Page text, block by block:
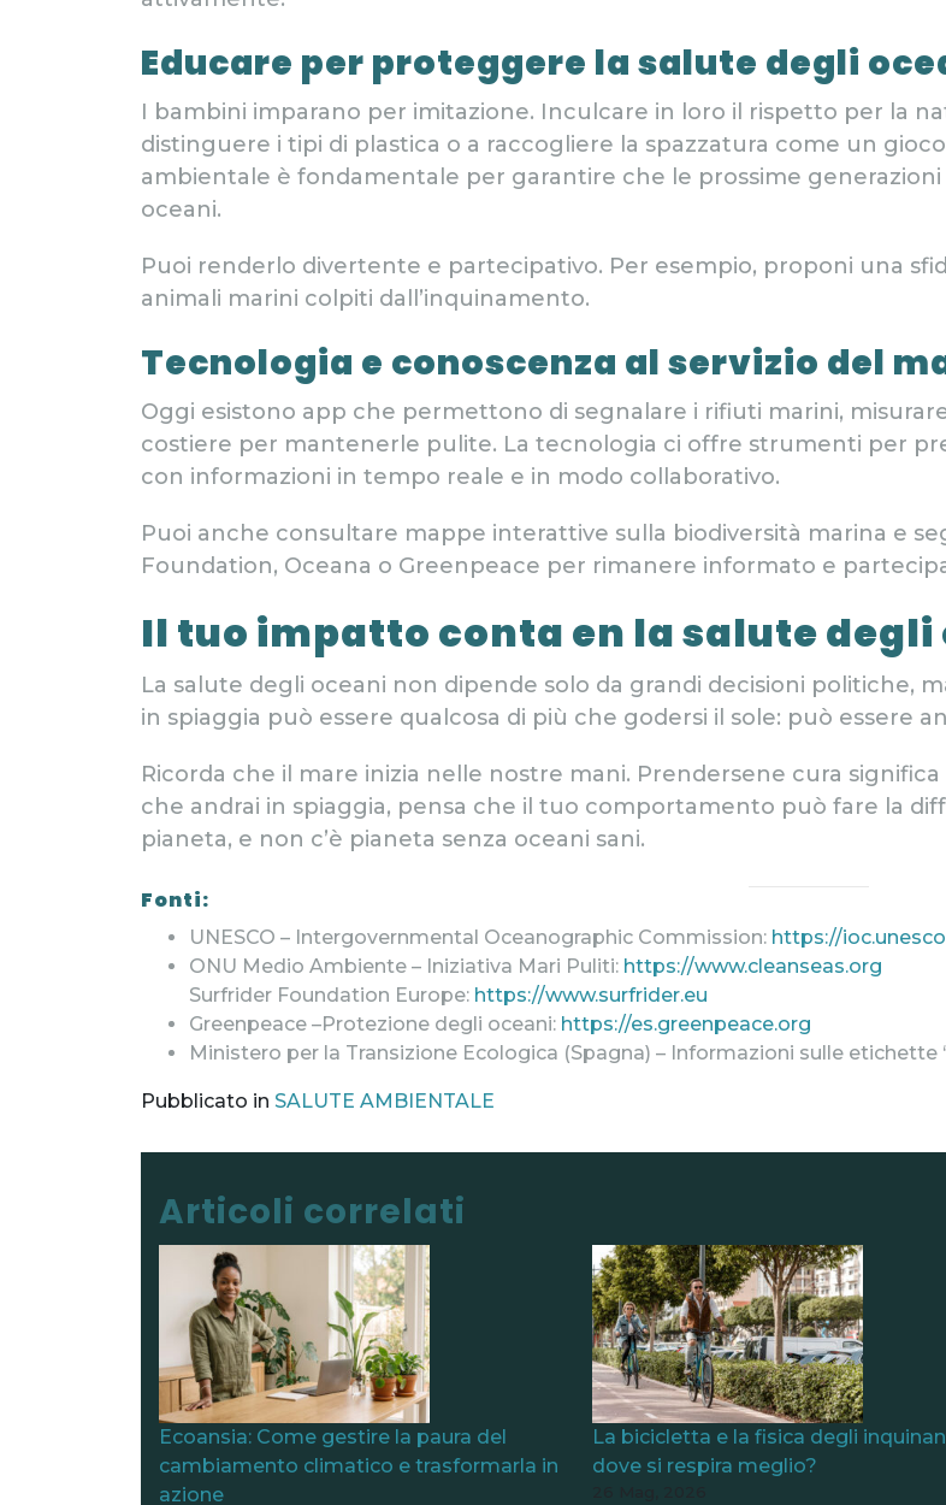
Educare per proteggere la salute degli
I bambini imparano per imitazione. Inculcare in loro il rispetto per la
distinguere i tipi di plastica o a raccogliere la spazzatura come un
ambientale è fondamentale per garantire che le prossime
oceani.
Puoi renderlo divertente e partecipativo. Per esempio, proponi una
animali marini colpiti dall’inquinamento.
Tecnologia e conoscenza al servizio del
Oggi esistono app che permettono di segnalare i rifiuti marini,
costiere per mantenerle pulite. La tecnologia ci offre strumenti per
con informazioni in tempo reale e in modo collaborativo.
Puoi anche consultare mappe interattive sulla biodiversità marina e
Foundation, Oceana o Greenpeace per rimanere informato e
Il tuo impatto conta en la salute degli
La salute degli oceani non dipende solo da grandi decisioni politiche,
in spiaggia può essere qualcosa di più che godersi il sole: può essere
Ricorda che il mare inizia nelle nostre mani. Prendersene cura
che andrai in spiaggia, pensa che il tuo comportamento può fare la
pianeta, e non c’è pianeta senza oceani sani.
Fonti:
UNESCO – Intergovernmental Oceanographic Commission: https://
ONU Medio Ambiente – Iniziativa Mari Puliti: https://www.cleanseas.org
Surfrider Foundation Europe: https://www.surfrider.eu
Greenpeace –Protezione degli oceani: https://es.greenpeace.org
Ministero per la Transizione Ecologica (Spagna) – Informazioni sulle etichette
Pubblicato in SALUTE AMBIENTALE
Articoli correlati
Ecoansia: Come gestire la paura del
cambiamento climatico e trasformarla in
azione
La bicicletta e la fisica degli
dove si respira meglio?